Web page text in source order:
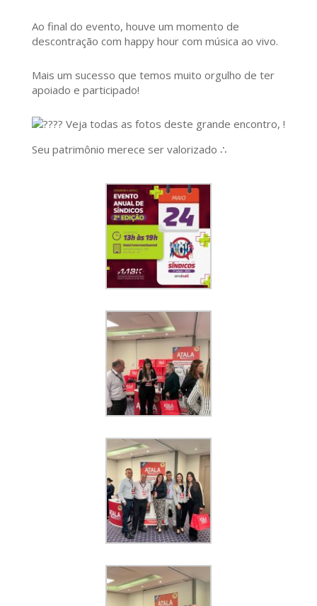
Ao final do evento, houve um momento de
descontração com happy hour com música ao vivo.
Mais um sucesso que temos muito orgulho de ter
apoiado e participado!
Veja todas as fotos deste grande encontro, !
Seu patrimônio merece ser valorizado ∴